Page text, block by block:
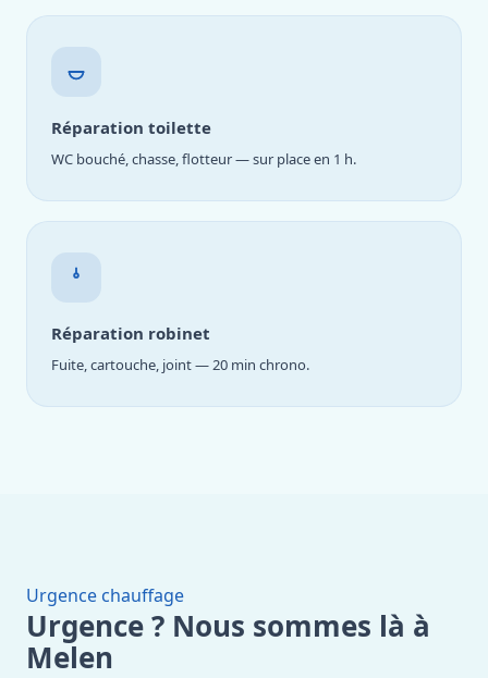
Réparation toilette
WC bouché, chasse, flotteur — sur place en 1 h.
Réparation robinet
Fuite, cartouche, joint — 20 min chrono.
Urgence chauffage
Urgence ? Nous sommes là à
Melen